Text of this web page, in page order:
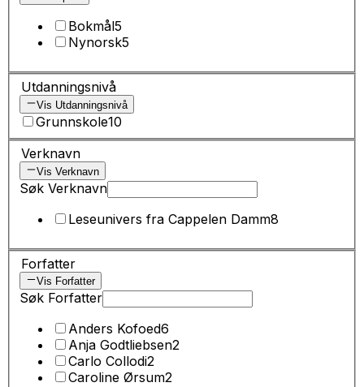
Bokmål5
Nynorsk5
Utdanningsnivå
Vis Utdanningsnivå
Grunnskole10
Verknavn
Vis Verknavn
Søk Verknavn
Leseunivers fra Cappelen Damm8
Forfatter
Vis Forfatter
Søk Forfatter
Anders Kofoed6
Anja Godtliebsen2
Carlo Collodi2
Caroline Ørsum2